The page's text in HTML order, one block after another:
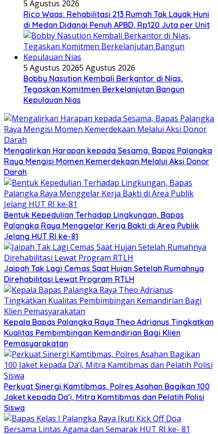
5 Agustus 2026
Rico Waas: Rehabilitasi 213 Rumah Tak Layak Huni
di Medan Didanai Penuh APBD, Rp120 Juta per Unit
5 Agustus 20265 Agustus 2026
Bobby Nasution Kembali Berkantor di Nias,
Tegaskan Komitmen Berkelanjutan Bangun
Kepulauan Nias
Mengalirkan Harapan kepada Sesama, Bapas Palangka
Raya Mengisi Momen Kemerdekaan Melalui Aksi Donor
Darah
Bentuk Kepedulian Terhadap Lingkungan, Bapas
Palangka Raya Menggelar Kerja Bakti di Area Publik
Jelang HUT RI ke-81
Jaipah Tak Lagi Cemas Saat Hujan Setelah Rumahnya
Direhabilitasi Lewat Program RTLH
Kepala Bapas Palangka Raya Theo Adrianus Tingkatkan
Kualitas Pembimbingan Kemandirian Bagi Klien
Pemasyarakatan
Perkuat Sinergi Kamtibmas, Polres Asahan Bagikan 100
Jaket kepada Da’i, Mitra Kamtibmas dan Pelatih Polisi
Siswa